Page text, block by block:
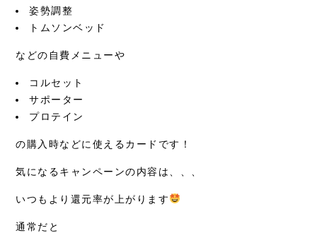
姿勢調整
トムソンベッド
などの自費メニューや
コルセット
サポーター
プロテイン
の購入時などに使えるカードです！
気になるキャンペーンの内容は、、、
いつもより還元率が上がります
通常だと